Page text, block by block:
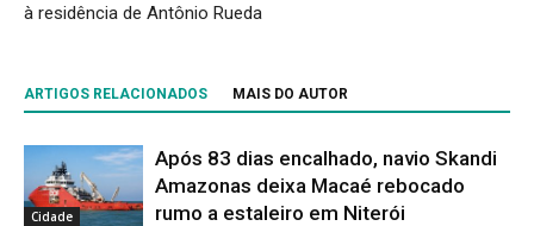
à residência de Antônio Rueda
ARTIGOS RELACIONADOS MAIS DO AUTOR
Cidade
Após 83 dias encalhado, navio Skandi
Amazonas deixa Macaé rebocado
rumo a estaleiro em Niterói